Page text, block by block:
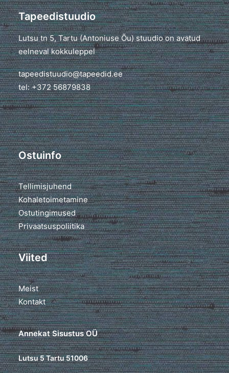
Tapeedistuudio
Lutsu tn 5, Tartu (Antoniuse Õu) stuudio on avatud
eelneval kokkuleppel
tapeedistuudio@tapeedid.ee
tel: +372 56879838
Ostuinfo
Tellimisjuhend
Kohaletoimetamine
Ostutingimused
Privaatsuspoliitika
Viited
Meist
Kontakt
Annekat Sisustus OÜ
Lutsu 5 Tartu 51006